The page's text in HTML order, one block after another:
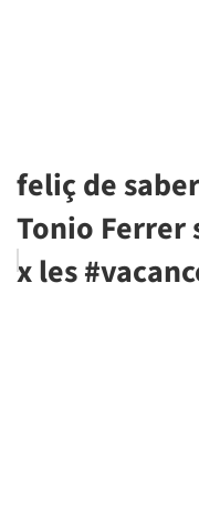
feliç de
Tonio Ferrer
x les